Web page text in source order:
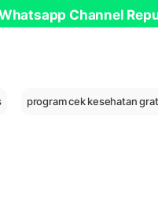
Channel
program cek kesehatan